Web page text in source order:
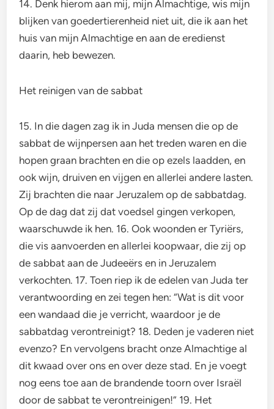
14. Denk hierom aan mij, mijn Almachtige, wis mijn
blijken van goedertierenheid niet uit, die ik aan het
huis van mijn Almachtige en aan de eredienst
daarin, heb bewezen.
Het reinigen van de sabbat
15. In die dagen zag ik in Juda mensen die op de
sabbat de wijnpersen aan het treden waren en die
hopen graan brachten en die op ezels laadden, en
ook wijn, druiven en vijgen en allerlei andere lasten.
Zij brachten die naar Jeruzalem op de sabbatdag.
Op de dag dat zij dat voedsel gingen verkopen,
waarschuwde ik hen. 16. Ook woonden er Tyriërs,
die vis aanvoerden en allerlei koopwaar, die zij op
de sabbat aan de Judeeërs en in Jeruzalem
verkochten. 17. Toen riep ik de edelen van Juda ter
verantwoording en zei tegen hen: “Wat is dit voor
een wandaad die je verricht, waardoor je de
sabbatdag verontreinigt? 18. Deden je vaderen niet
evenzo? En vervolgens bracht onze Almachtige al
dit kwaad over ons en over deze stad. En je voegt
nog eens toe aan de brandende toorn over Israël
door de sabbat te verontreinigen!” 19. Het